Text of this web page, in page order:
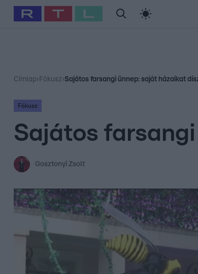
Babits Marcella Szellő István Most Wanted
Címlap› Fókusz›Sajátos farsangi ünnep: saját házaikat
Fókusz
Sajátos
Gosztonyi Zsolt